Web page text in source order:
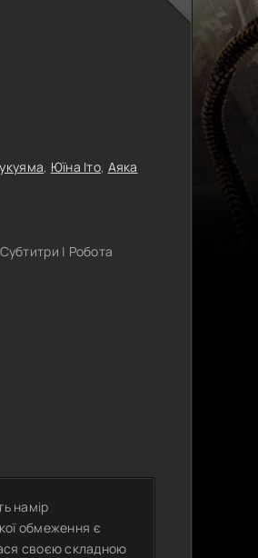
, Юїна Іто, Аяка
| Робота
намір
обмеження є
своєю складною